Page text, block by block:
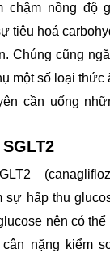
chậm nồng độ
tiêu hoá
Chúng cũng
một số loại thức
cần uống
sự hấp thu
nên có
nặng kiểm